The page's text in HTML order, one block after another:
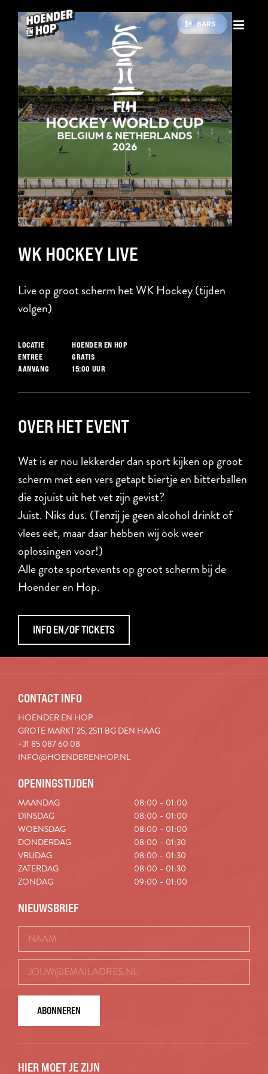
BARS
WK HOCKEY LIVE
Live op groot scherm het WK Hockey (tijden
volgen)
LOCATIE
HOENDER EN HOP
ENTREE
GRATIS
AANVANG
15:00 UUR
OVER HET EVENT
Wat is er nou lekkerder dan sport kijken op groot
scherm met een vers getapt biertje en bitterballen
die zojuist uit het vet zijn gevist?
Juist. Niks dus. (Tenzij je geen alcohol drinkt of
vlees eet, maar daar hebben wij ook weer
oplossingen voor!)
Alle grote sportevents op groot scherm bij de
Hoender en Hop.
INFO EN/OF TICKETS
CONTACT INFO
HOENDER EN HOP
GROTE MARKT 25, 2511 BG DEN HAAG
+31 85 087 60 08
INFO@HOENDERENHOP.NL
OPENINGSTIJDEN
MAANDAG
08:00 – 01:00
DINSDAG
08:00 – 01:00
WOENSDAG
08:00 – 01:00
DONDERDAG
08:00 – 01:30
VRIJDAG
08:00 – 01:30
ZATERDAG
08:00 – 01:30
ZONDAG
09:00 – 01:00
NIEUWSBRIEF
ABONNEREN
HIER MOET JE ZIJN